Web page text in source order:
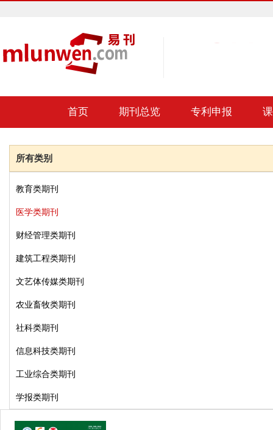
首页 期刊总览 专利申报
所有类别
教育类期刊
医学类期刊
财经管理类期刊
建筑工程类期刊
文艺体传媒类期刊
农业畜牧类期刊
社科类期刊
信息科技类期刊
工业综合类期刊
学报类期刊